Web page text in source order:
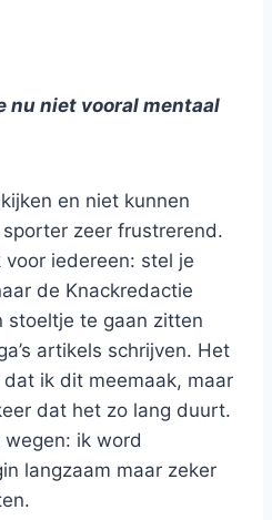
nu niet vooral mentaal
en niet kunnen
zeer frustrerend.
iedereen: stel je
de Knackredactie
stoeltje te gaan zitten
artikels schrijven. Het
ik dit meemaak, maar
dat het zo lang duurt.
ik word
langzaam maar zeker